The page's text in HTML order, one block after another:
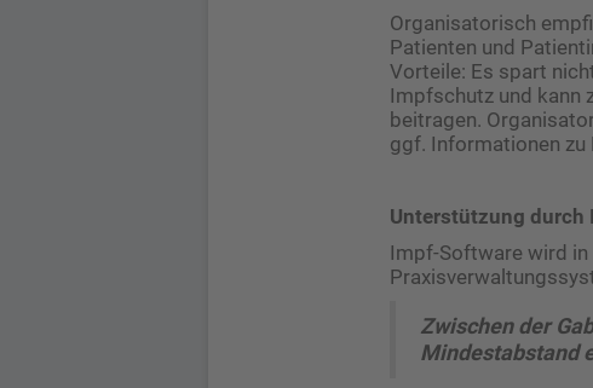
Organisatorisch
Patienten und
Vorteile: Es spart
Impfschutz und kann
beitragen.
ggf. Informationen zu
Unterstützung durch
Impf-Software wird in
Zwischen der
Mindestabstand